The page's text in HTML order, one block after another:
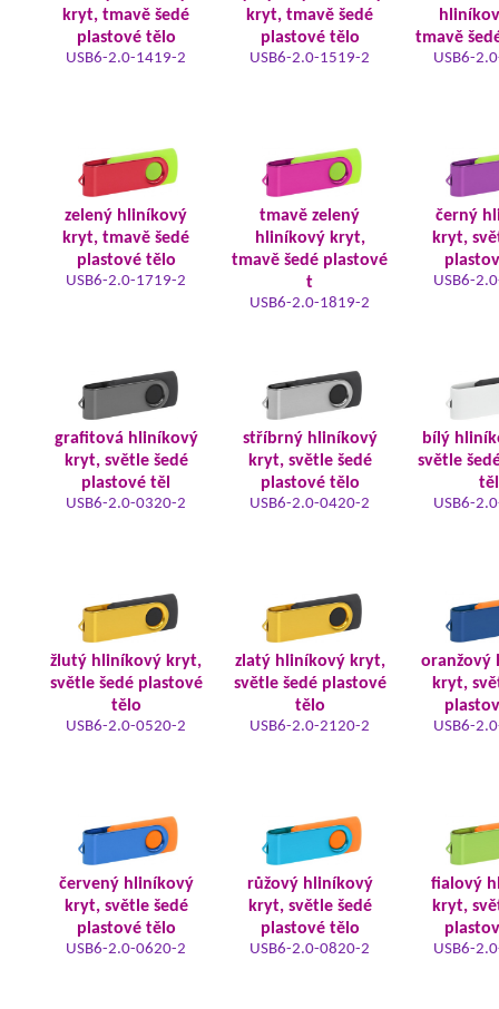
kryt, tmavě šedé
plastové tělo
USB6-2.0-1419-2
kryt, tmavě šedé
plastové tělo
USB6-2.0-1519-2
tmavě
USB6-
zelený hliníkový
kryt, tmavě šedé
plastové tělo
USB6-2.0-1719-2
tmavě zelený
hliníkový kryt,
tmavě šedé plastové
t
USB6-2.0-1819-2
černý
kryt,
USB6-
grafitová hliníkový
kryt, světle šedé
plastové těl
USB6-2.0-0320-2
stříbrný hliníkový
kryt, světle šedé
plastové tělo
USB6-2.0-0420-2
bílý
světle
USB6-
žlutý hliníkový kryt,
světle šedé plastové
tělo
USB6-2.0-0520-2
zlatý hliníkový kryt,
světle šedé plastové
tělo
USB6-2.0-2120-2
oranžový
kryt,
USB6-
červený hliníkový
kryt, světle šedé
plastové tělo
USB6-2.0-0620-2
růžový hliníkový
kryt, světle šedé
plastové tělo
USB6-2.0-0820-2
fialový
kryt,
USB6-